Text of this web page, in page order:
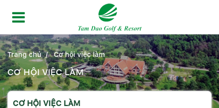
Trang chủ Cơ hội việc làm
CƠ HỘI VIỆC LÀM
CƠ HỘI VIỆC LÀM